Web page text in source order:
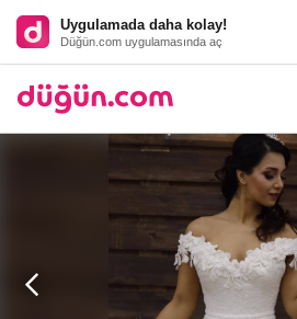
Uygulamada daha kolay!
Düğün.com uygulamasında aç